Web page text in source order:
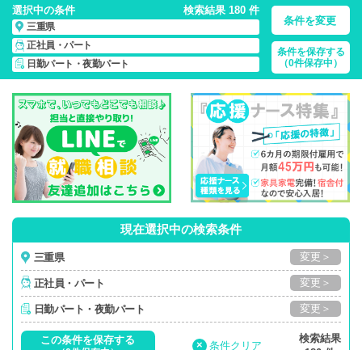
選択中の条件 検索結果 180 件
三重県
正社員・パート
日勤パート・夜勤パート
条件を変更
条件を保存する
（0件保存中）
三重県/日勤パート・夜勤パート/正社員・パート
の 看護師求
人・派遣・転職・募集一覧
現在選択中の検索条件
三重県 変更＞
正社員・パート 変更＞
日勤パート・夜勤パート 変更＞
この条件を保存する × 条件クリア
検索結果